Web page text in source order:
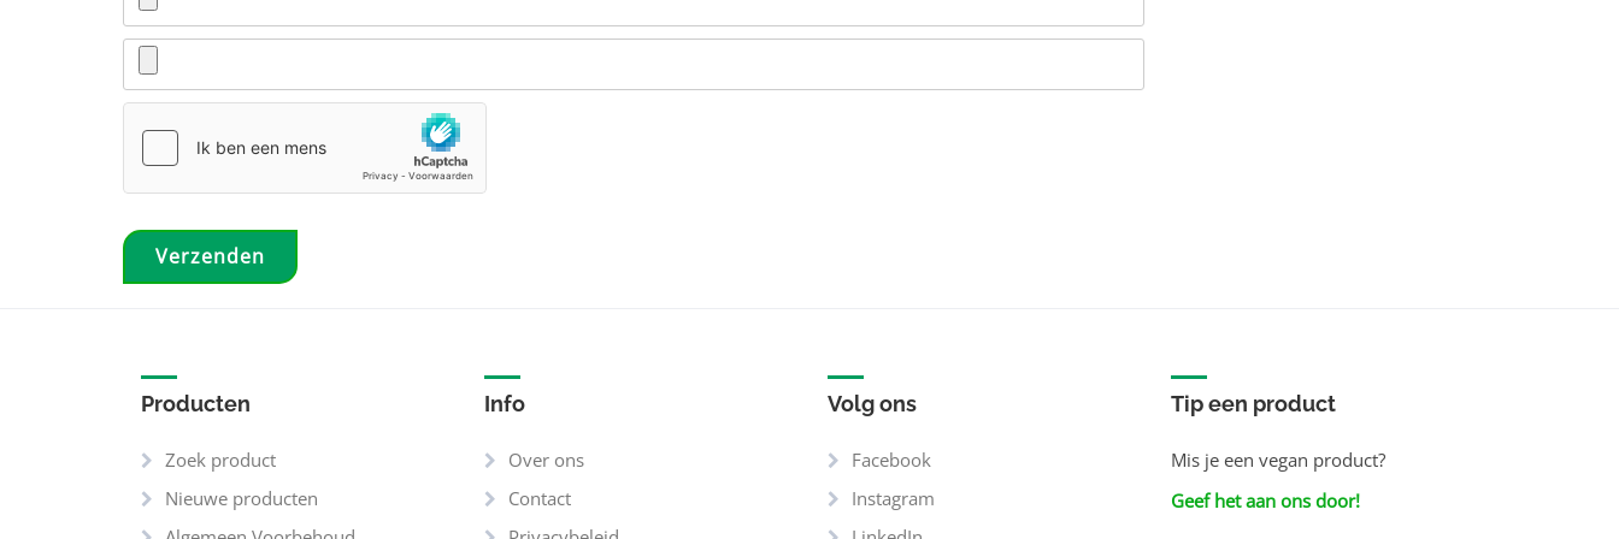
Producten
Zoek product
Nieuwe producten
Info
Over ons
Contact
Volg ons
Facebook
Instagram
Tip een product
Mis je een vegan product?
Geef het aan ons door!